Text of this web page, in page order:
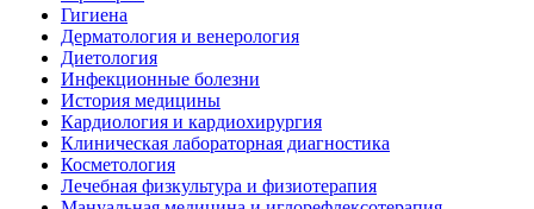
Гигиена
Дерматология и венерология
Диетология
Инфекционные болезни
История медицины
Кардиология и кардиохирургия
Клиническая лабораторная диагностика
Косметология
Лечебная физкультура и физиотерапия